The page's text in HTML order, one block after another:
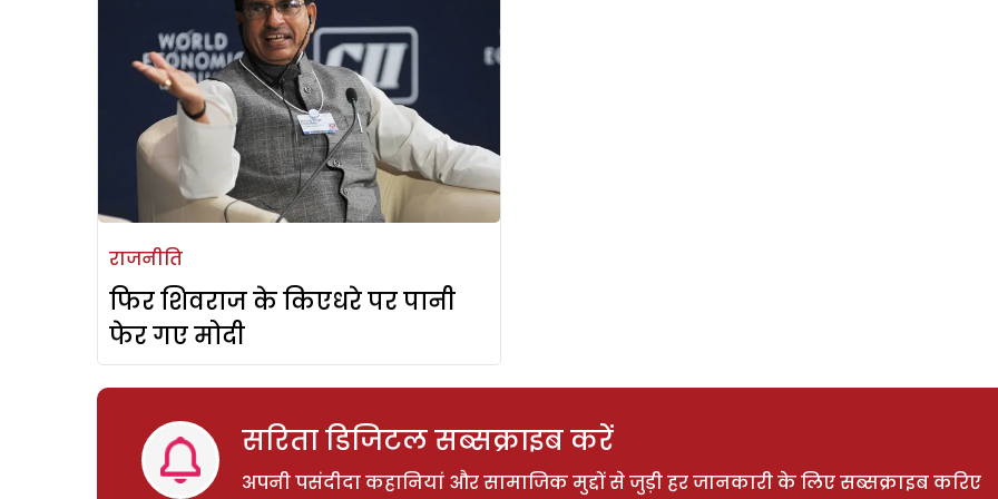
राजनीति
फिर शिवराज के किएधरे पर पानी
फेर गए मोदी
सरिता डिजिटल सब्सक्राइब करें
अपनी पसंदीदा कहानियां और सामाजिक मुद्दों से जुड़ी हर जानकारी के लिए सब्सक्राइब करिए